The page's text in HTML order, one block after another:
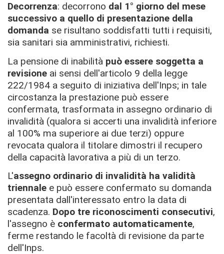
Decorrenza: decorrono dal 1° giorno del mese
successivo a quello di presentazione della
domanda se risultano soddisfatti tutti i requisiti,
sia sanitari sia amministrativi, richiesti.
La pensione di inabilità può essere soggetta a
revisione ai sensi dell'articolo 9 della legge
222/1984 a seguito di iniziativa dell'Inps; in tale
circostanza la prestazione può essere
confermata, trasformata in assegno ordinario di
invalidità (qualora si accerti una invalidità inferiore
al 100% ma superiore ai due terzi) oppure
revocata qualora il titolare dimostri il recupero
della capacità lavorativa a più di un terzo.
L'assegno ordinario di invalidità ha validità
triennale e può essere confermato su domanda
presentata dall'interessato entro la data di
scadenza. Dopo tre riconoscimenti consecutivi,
l'assegno è confermato automaticamente,
ferme restando le facoltà di revisione da parte
dell'Inps.